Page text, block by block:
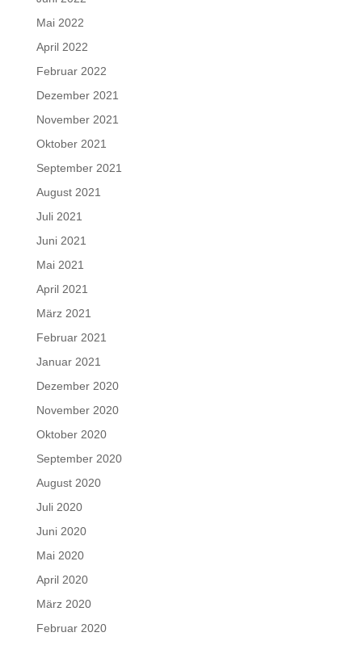
Mai 2022
April 2022
Februar 2022
Dezember 2021
November 2021
Oktober 2021
September 2021
August 2021
Juli 2021
Juni 2021
Mai 2021
April 2021
März 2021
Februar 2021
Januar 2021
Dezember 2020
November 2020
Oktober 2020
September 2020
August 2020
Juli 2020
Juni 2020
Mai 2020
April 2020
März 2020
Februar 2020